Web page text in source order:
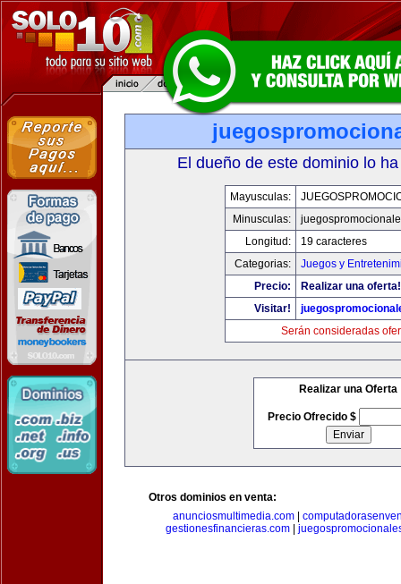
El dueño de este dominio lo
Mayusculas:
Minusculas:
Longitud:
19 caracteres
Categorias:
Juegos y
Precio:
Realizar una oferta!
Visitar!
Serán consideradas
Realizar una Oferta
Precio Ofrecido $
Otros dominios en venta:
anunciosmultimedia.com
gestionesfinancieras.com